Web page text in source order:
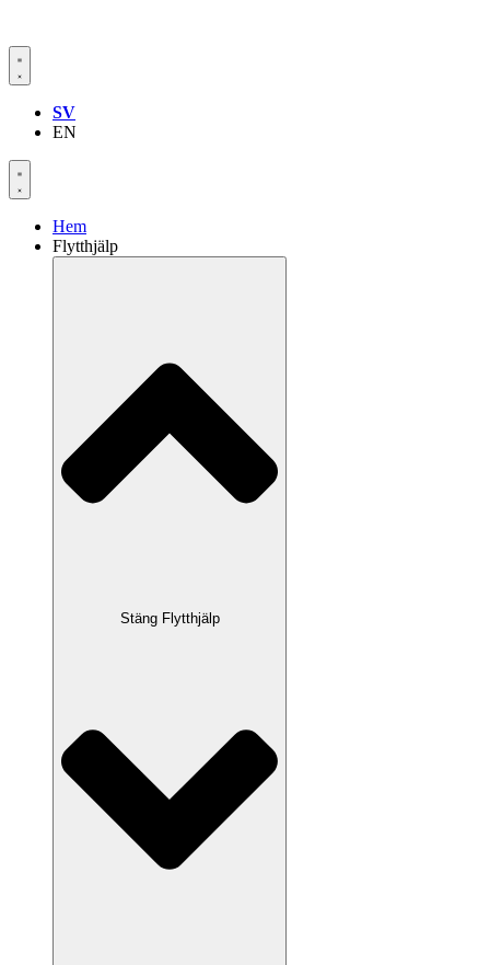
SV
EN
Hem
Flytthjälp
Stäng Flytthjälp